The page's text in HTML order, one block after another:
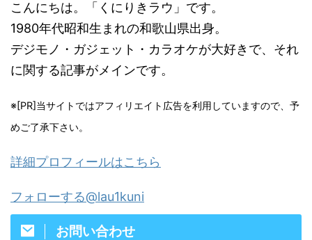
こんにちは。「くにりきラウ」です。
1980年代昭和生まれの和歌山県出身。
デジモノ・ガジェット・カラオケが大好きで、それ
に関する記事がメインです。
※[PR]当サイトではアフィリエイト広告を利用していますので、予
めご了承下さい。
詳細プロフィールはこちら
フォローする@lau1kuni
お問い合わせ